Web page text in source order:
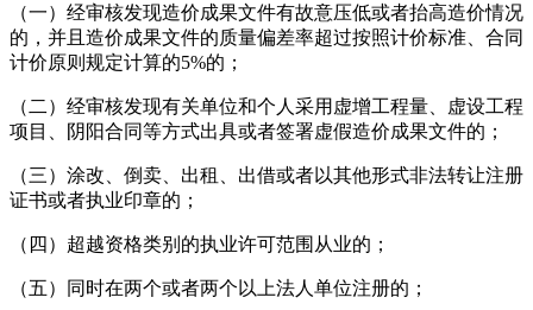
（一）经审核发现造价成果文件有故意压低或者抬高造价情况
的，并且造价成果文件的质量偏差率超过按照计价标准、合同
计价原则规定计算的5%的；
（二）经审核发现有关单位和个人采用虚增工程量、虚设工程
项目、阴阳合同等方式出具或者签署虚假造价成果文件的；
（三）涂改、倒卖、出租、出借或者以其他形式非法转让注册
证书或者执业印章的；
（四）超越资格类别的执业许可范围从业的；
（五）同时在两个或者两个以上法人单位注册的；